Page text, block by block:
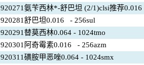
920271氨苄西林*-舒巴坦 (2/1)clsi推荐
920281舒巴坦0.016 - 256sul
920291替莫西林0.064 - 1024tmo
920301阿奇霉素0.016 - 256azm
920311磺胺甲恶唑0.064 - 1024smx